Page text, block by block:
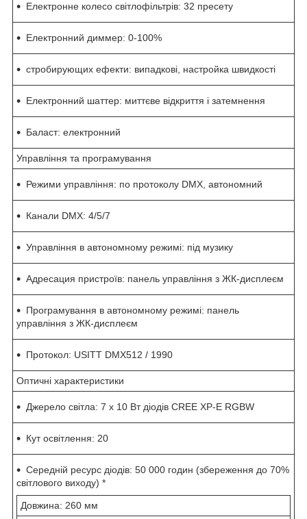
Електронне колесо світлофільтрів: 32 пресету
Електронний диммер: 0-100%
стробирующих ефекти: випадкові, настройка швидкості
Електронний шаттер: миттєве відкриття і затемнення
Баласт: електронний
Управління та програмування
Режими управління: по протоколу DMX, автономний
Канали DMX: 4/5/7
Управління в автономному режимі: під музику
Адресация пристроїв: панель управління з ЖК-дисплеєм
Програмування в автономному режимі: панель
управління з ЖК-дисплеєм
Протокол: USITT DMX512 / 1990
Оптичні характеристики
Джерело світла: 7 х 10 Вт діодів CREE XP-E RGBW
Кут освітлення: 20
Середній ресурс діодів: 50 000 годин (збереження до 70%
світлового виходу) *
Довжина: 260 мм